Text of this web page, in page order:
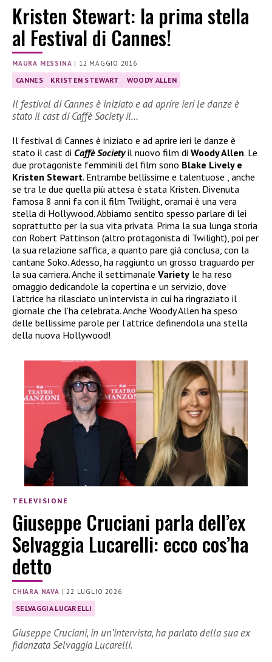
Kristen Stewart: la prima stella
al Festival di Cannes!
MAURA MESSINA | 12 MAGGIO 2016
CANNES KRISTEN STEWART WOODY ALLEN
Il festival di Cannes è iniziato e ad aprire ieri le danze è
stato il cast di Caffè Society il…
Il festival di Cannes è iniziato e ad aprire ieri le danze è
stato il cast di Caffè Societyil nuovo film di Woody Allen. Le
due protagoniste femminili del film sono Blake Lively e
Kristen Stewart. Entrambe bellissime e talentuose , anche
se tra le due quella più attesa è stata Kristen. Divenuta
famosa 8 anni fa con il film Twilight, oramai è una vera
stella di Hollywood. Abbiamo sentito spesso parlare di lei
soprattutto per la sua vita privata. Prima la sua lunga storia
con Robert Pattinson (altro protagonista di Twilight), poi per
la sua relazione saffica, a quanto pare già conclusa, con la
cantane Soko. Adesso, ha raggiunto un grosso traguardo per
la sua carriera. Anche il settimanale Variety le ha reso
omaggio dedicandole la copertina e un servizio, dove
l’attrice ha rilasciato un’intervista in cui ha ringraziato il
giornale che l’ha celebrata. Anche Woody Allen ha speso
delle bellissime parole per l’attrice definendola una stella
della nuova Hollywood!
TELEVISIONE
Giuseppe Cruciani parla dell’ex
Selvaggia Lucarelli: ecco cos’ha
detto
CHIARA NAVA | 22 LUGLIO 2026
SELVAGGIA LUCARELLI
Giuseppe Cruciani, in un’intervista, ha parlato della sua ex
fidanzata Selvaggia Lucarelli.